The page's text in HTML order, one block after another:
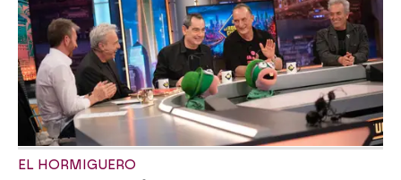
EL HORMIGUERO